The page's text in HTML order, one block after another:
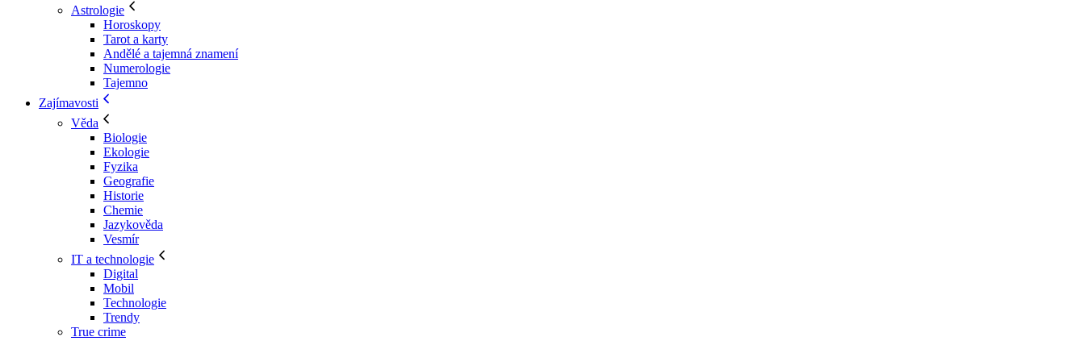
Astrologie
Horoskopy
Tarot a karty
Andělé a tajemná znamení
Numerologie
Tajemno
Zajímavosti
Věda
Biologie
Ekologie
Fyzika
Geografie
Historie
Chemie
Jazykověda
Vesmír
IT a technologie
Digital
Mobil
Technologie
Trendy
True crime